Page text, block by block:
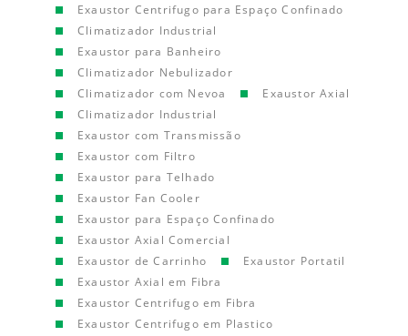
Exaustor Centrifugo para Espaço Confinado
Climatizador Industrial
Exaustor para Banheiro
Climatizador Nebulizador
Climatizador com Nevoa
Exaustor Axial
Climatizador Industrial
Exaustor com Transmissão
Exaustor com Filtro
Exaustor para Telhado
Exaustor Fan Cooler
Exaustor para Espaço Confinado
Exaustor Axial Comercial
Exaustor de Carrinho
Exaustor Portatil
Exaustor Axial em Fibra
Exaustor Centrifugo em Fibra
Exaustor Centrifugo em Plastico